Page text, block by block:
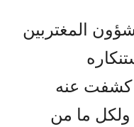
المغتربين
كشفت عنه
ولكل ما من